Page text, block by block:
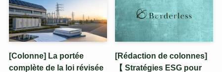
[Colonne] La portée
complète de la loi révisée
[Rédaction de colonnes]
【 Stratégies ESG pour